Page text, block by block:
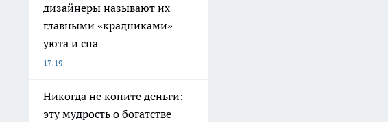
дизайнеры называют их
главными «крадниками»
уюта и сна
17:19
Никогда не копите деньги:
эту мудрость о богатстве